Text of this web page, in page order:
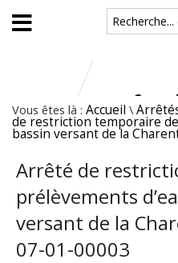
Aller au contenu principal
Vous êtes là : Accueil \
de restriction temporaire
bassin versant de la
Arrêté de
prélèvements
versant de la
07-01-00003